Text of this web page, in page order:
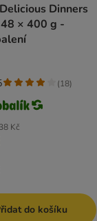
Dinners
× 400 g -
Kč
(18)
do košíku